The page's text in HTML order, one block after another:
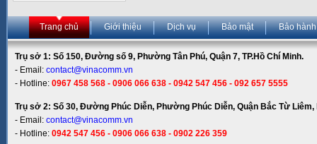
Trang chủ Giới thiệu Dịch vụ Bảo mật Bảo hành
Trụ sở 1: Số 150, Đường số 9, Phường Tân Phú, Quận 7, TP.Hồ Chí Minh.
- Email: contact@vinacomm.vn
- Hotline: 0967 458 568 - 0906 066 638 - 0942 547 456 - 092 657 5555
Trụ sở 2: Số 30, Đường Phúc Diễn, Phường Phúc Diễn, Quận Bắc Từ Liêm,
- Email: contact@vinacomm.vn
- Hotline: 0942 547 456 - 0906 066 638 - 0902 226 359